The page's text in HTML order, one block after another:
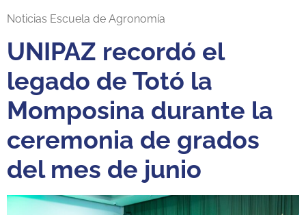
Noticias Escuela de Agronomía
UNIPAZ recordó el
legado de Totó la
Momposina durante la
ceremonia de grados
del mes de junio